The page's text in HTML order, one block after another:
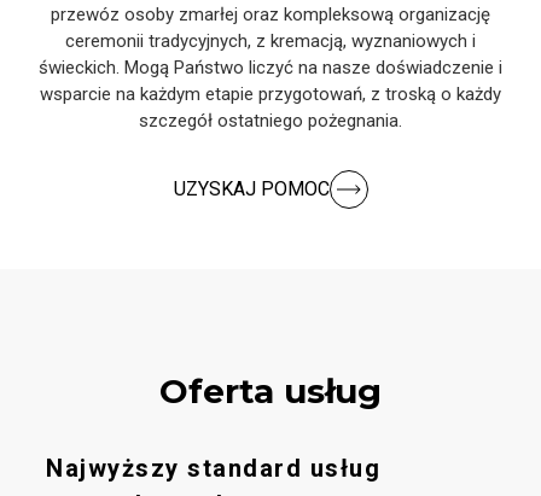
przewóz osoby zmarłej oraz kompleksową organizację
ceremonii tradycyjnych, z kremacją, wyznaniowych i
świeckich. Mogą Państwo liczyć na nasze doświadczenie i
wsparcie na każdym etapie przygotowań, z troską o każdy
szczegół ostatniego pożegnania.
UZYSKAJ POMOC
Oferta usług
Najwyższy standard usług